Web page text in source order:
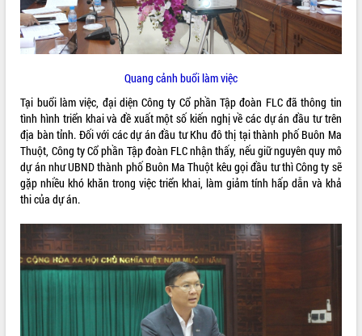
Quang cảnh buổi làm việc
Tại buổi làm việc, đại diện Công ty Cổ phần Tập đoàn FLC đã thông tin
tình hình triển khai và đề xuất một số kiến nghị về các dự án đầu tư trên
địa bàn tỉnh. Đối với các dự án đầu tư Khu đô thị tại thành phố Buôn Ma
Thuột, Công ty Cổ phần Tập đoàn FLC nhận thấy, nếu giữ nguyên quy mô
dự án như UBND thành phố Buôn Ma Thuột kêu gọi đầu tư thì Công ty sẽ
gặp nhiều khó khăn trong việc triển khai, làm giảm tính hấp dẫn và khả
thi của dự án.